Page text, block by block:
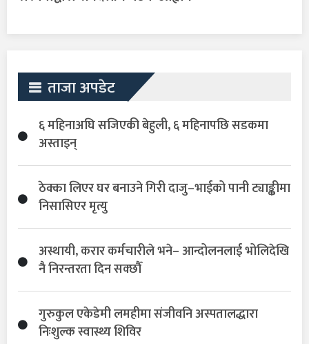
ताजा अपडेट
६ महिनाअघि सजिएकी बेहुली, ६ महिनापछि सडकमा
अस्ताइन्
ठेक्का लिएर घर बनाउने गिरी दाजु–भाईको पानी ट्याङ्कीमा
निसासिएर मृत्यु
अस्थायी, करार कर्मचारीले भने– आन्दोलनलाई भोलिदेखि
नै निरन्तरता दिन सक्छौँ
गुरुकुल एकेडेमी लमहीमा संजीवनि अस्पतालद्धारा
निःशुल्क स्वास्थ्य शिविर